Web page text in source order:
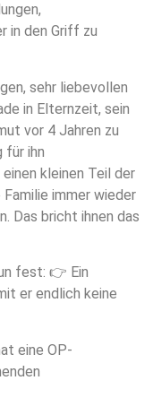
in den Griff zu
sehr liebevollen
in Elternzeit, sein
vor 4 Jahren zu
für ihn
kleinen Teil der
immer wieder
Das bricht ihnen das
fest: 👉 Ein
er endlich keine
eine OP-